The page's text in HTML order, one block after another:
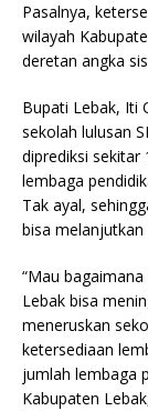
Pasalnya,
wilayah
deretan angka
Bupati Lebak, Iti
sekolah lulusan
diprediksi sekitar
lembaga
Tak ayal,
bisa melanjutkan
“Mau
Lebak bisa
meneruskan
ketersediaan
jumlah lembaga
Kabupaten